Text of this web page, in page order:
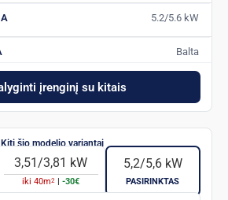
5.2/5.6 kW
Balta
įrenginį su kitais
3,51/3,81 kW
iki40m2 -30€
5,2/5,6 kW
PASIRINKTAS